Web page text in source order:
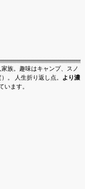
族。趣味はキャンプ、スノ
。 人生折り返し点。 より濃
います。